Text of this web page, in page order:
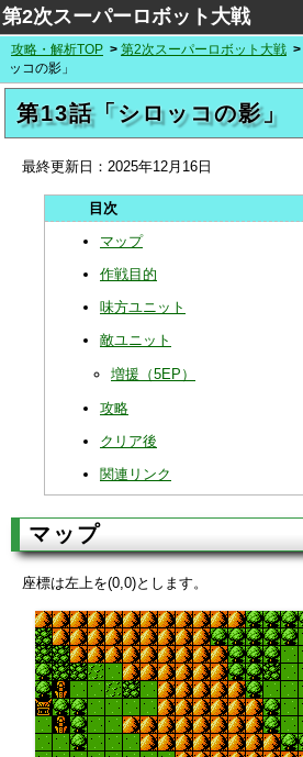
第2次スーパーロボット大戦
攻略・解析TOP 第2次スーパーロボット大戦
ッコの影」
第13話「シロッコの影」
最終更新日： 2025年12月16日
マップ
作戦目的
味方ユニット
敵ユニット
増援（5EP）
攻略
クリア後
関連リンク
マップ
座標は左上を(0,0)とします。